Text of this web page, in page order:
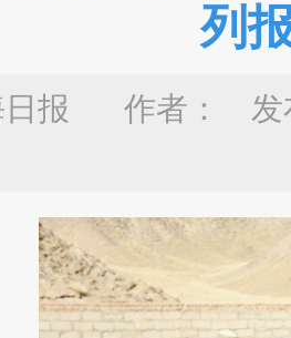
列
日报 作者： 发